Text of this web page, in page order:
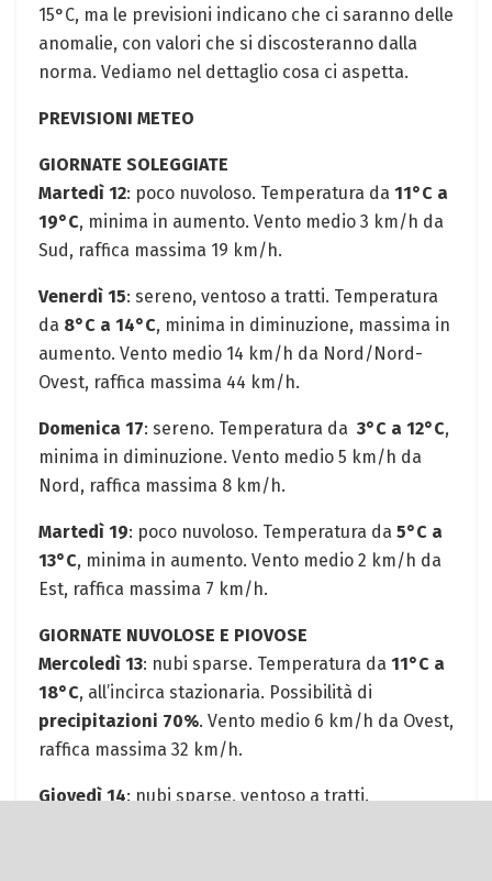
15°C, ma ‌le previsioni indicano che ci saranno delle
anomalie, con valori che si ⁤discosteranno dalla
norma. Vediamo nel dettaglio⁢ cosa ci aspetta.
PREVISIONI METEO
GIORNATE ⁤SOLEGGIATE
Martedì 12: poco nuvoloso. Temperatura da 11°C a
19°C, ‌minima in⁢ aumento. Vento medio 3 ⁣km/h da
Sud, raffica⁤ massima 19⁤ km/h. ⁣
Venerdì 15: sereno, ventoso a tratti. Temperatura
da 8°C ⁣a 14°C, minima‌ in diminuzione, massima in
aumento. Vento medio 14 km/h da Nord/Nord-
Ovest, raffica massima 44 km/h.
Domenica 17: sereno. ‍Temperatura ⁤da ⁤ 3°C a 12°C,
minima in diminuzione. Vento medio ⁤5 km/h da​
Nord, raffica massima 8⁤ km/h.
Martedì 19:⁤ poco⁢ nuvoloso. Temperatura da‍ 5°C a
13°C, minima⁤ in aumento. Vento medio 2 km/h ⁢da
Est, raffica massima 7 km/h.
GIORNATE ⁤NUVOLOSE E PIOVOSE
Mercoledì 13: nubi sparse.⁤ Temperatura da 11°C a
18°C,​ all’incirca stazionaria. Possibilità di
precipitazioni 70%.⁣ Vento medio ⁣6 km/h da Ovest,
raffica massima 32 ⁣km/h.
Giovedì⁣ 14: nubi sparse, ventoso a ⁣tratti.‍